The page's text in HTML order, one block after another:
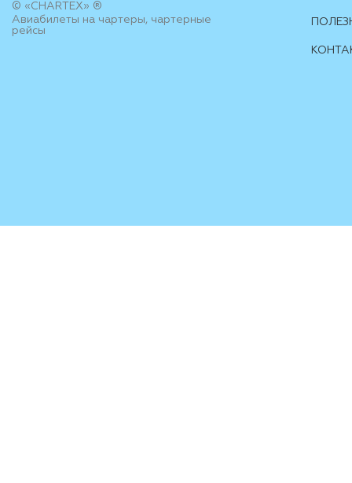
© «CHARTEX» ®
Авиабилеты на чартеры, чартерные
рейсы